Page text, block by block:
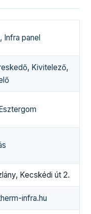
, Infra panel
, Kivitelező,
Kecskédi út 2.
infra.hu